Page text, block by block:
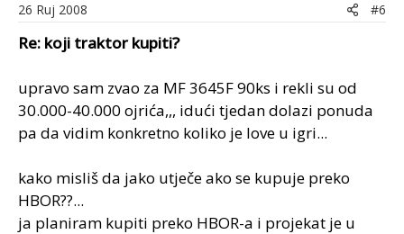
26 Ruj 2008 #6
Re: koji traktor kupiti?
upravo sam zvao za MF 3645F 90ks i rekli su od
30.000-40.000 ojrića,,, idući tjedan dolazi ponuda
pa da vidim konkretno koliko je love u igri...
kako misliš da jako utječe ako se kupuje preko
HBOR??...
ja planiram kupiti preko HBOR-a i projekat je u